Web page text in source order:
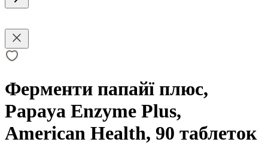
Ферменти папайї плюс,
Papaya Enzyme Plus,
American Health, 90 таблеток